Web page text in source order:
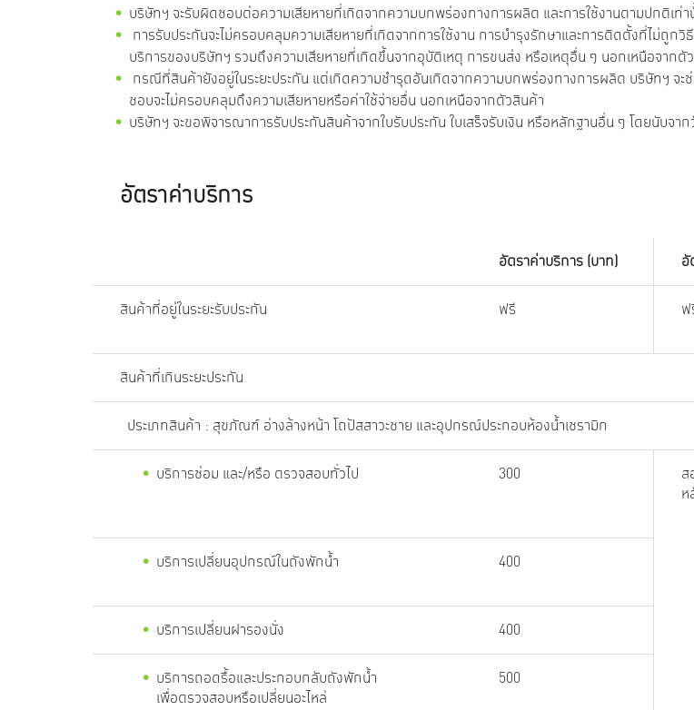
บริษัทฯ จะรับผิดชอบต่อความเสียหายที่เกิดจากความบกพร่องทางการผลิต และการใช้งานตามปกติเท่า
การรับประกันจะไม่ครอบคลุมความเสียหายที่เกิดจากการใช้งาน การบำรุงรักษาและการติดตั้งที่ไม่ถูก
บริการของบริษัทฯ รวมถึงความเสียหายที่เกิดขึ้นจากอุบัติเหตุ การขนส่ง หรือเหตุอื่น ๆ นอกเหนือจากตั
กรณีที่สินค้ายังอยู่ในระยะประกัน แต่เกิดความชำรุดอันเกิดจากความบกพร่องทางการผลิต บริษัทฯ จะ
ชอบจะไม่ครอบคลุมถึงความเสียหายหรือค่าใช้จ่ายอื่น นอกเหนือจากตัวสินค้า
บริษัทฯ จะขอพิจารณาการรับประกันสินค้าจากใบรับประกัน ใบเสร็จรับเงิน หรือหลักฐานอื่น ๆ โดยนับจา
อัตราค่าบริการ
อัตราค่าบริการ (บาท) อั
สินค้าที่อยู่ในระยะรับประกัน ฟรี ฟ
สินค้าที่เกินระยะประกัน
ประเภทสินค้า : สุขภัณฑ์ อ่างล้างหน้า โถปัสสาวะชาย และอุปกรณ์ประกอบห้องน้ำเซรามิก
บริการซ่อม และ/หรือ ตรวจสอบทั่วไป 300
ส
ห
บริการเปลี่ยนอุปกรณ์ในถังพักน้ำ 400
บริการเปลี่ยนฝารองนั่ง 400
บริการถอดรื้อและประกอบกลับถังพักน้ำ
เพื่อตรวจสอบหรือเปลี่ยนอะไหล่
500